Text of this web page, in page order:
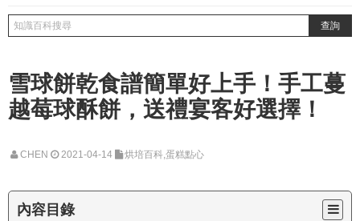
雪球餅乾食譜簡單好上手！手工蔓
越莓球酥餅，送禮宴客好選擇！
CHEN 2021-04-14 烘培百科,蛋糕點心
內容目錄